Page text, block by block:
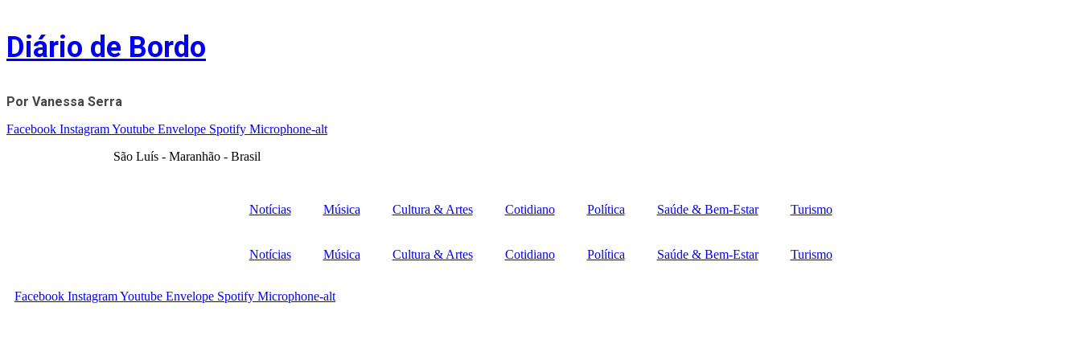
content
Diário de Bordo
Por Vanessa Serra
Facebook InstagramYoutube Envelope Spotify Microphone-alt
São Luís - Maranhão - Brasil
Notícias Música Cultura & Artes Cotidiano Política Saúde & Bem-Estar Turismo
Notícias Música Cultura & Artes Cotidiano Política Saúde & Bem-Estar Turismo
Facebook InstagramYoutube Envelope Spotify Microphone-alt